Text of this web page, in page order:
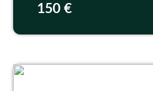
150 €